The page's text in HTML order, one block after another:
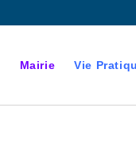
Mairie Vie